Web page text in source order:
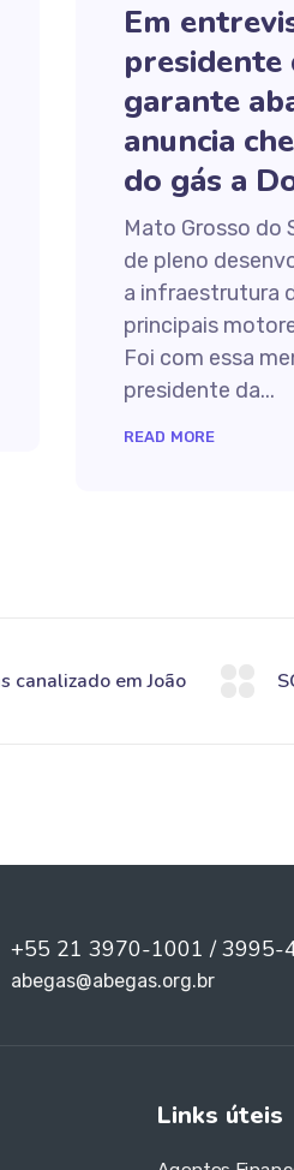
Em
presidente
garante
anuncia
do gás a
Mato Grosso do
de pleno
a infraestrutura
principais
Foi com essa
presidente da...
READ MORE
+55 21 3970-1001 / 3995-
abegas@abegas.org.br
Links úteis